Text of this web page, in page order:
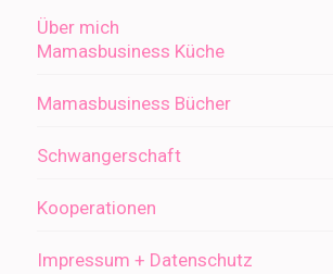
Über mich
Mamasbusiness Küche
Mamasbusiness Bücher
Schwangerschaft
Kooperationen
Impressum + Datenschutz